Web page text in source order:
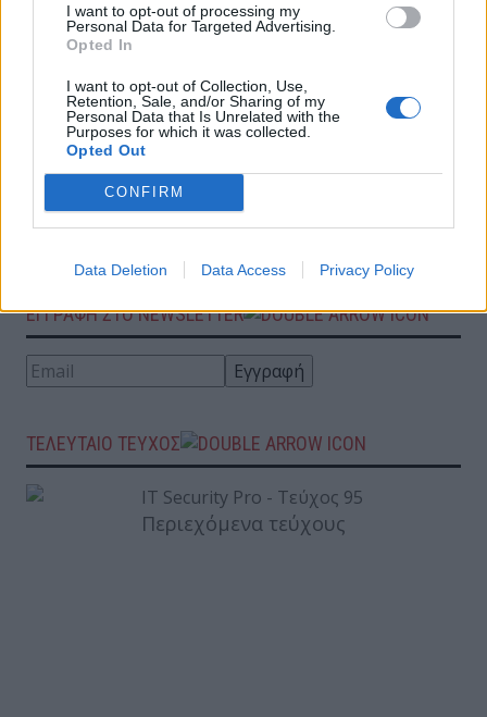
I want to opt-out of processing my
Personal Data for Targeted Advertising.
Opted In
I want to opt-out of Collection, Use,
Retention, Sale, and/or Sharing of my
Personal Data that Is Unrelated with the
Purposes for which it was collected.
Opted Out
CONFIRM
Data Deletion Data Access Privacy Policy
Επιχειρείτε Ηλεκτρονικά; Ασφαλώς!
Νέοι τρόποι δράσης για τις «Νιγηριανές
Απάτες»
Αναμνήσεις από το Μέλλον: Νέες Προκλήσεις
ΕΓΓΡΑΦΗ ΣΤΟ NEWSLETTER
ΤΕΛΕΥΤΑΙΟ ΤΕΥΧΟΣ
Περιεχόμενα τεύχους